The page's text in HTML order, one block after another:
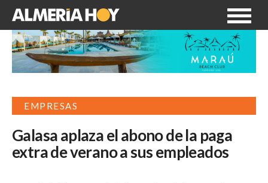
EMPRESAS
Galasa aplaza el abono de la paga
extra de verano a sus empleados